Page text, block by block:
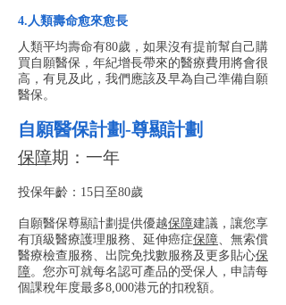
4.人類壽命愈來愈長
​人類平均壽命有80歲，如果沒有提前幫自己購
買自願醫保，年紀增長帶來的醫療費用將會很
高，有見及此，我們應該及早為自己準備自願
醫保。
自願醫保計劃-尊顯計劃
保障期：一年
投保年齡：15日至80歲
自願醫保尊顯計劃提供優越保障建議，讓您享
有頂級醫療護理服務、延伸癌症保障、無索償
醫療檢查服務、出院免找數服務及更多貼心保
障。您亦可就每名認可產品的受保人，申請每
個課稅年度最多8,000港元的扣稅額。